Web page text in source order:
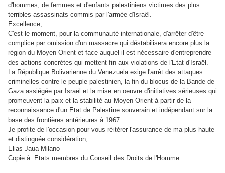
d'hommes, de femmes et d'enfants palestiniens victimes des plus
terribles assassinats commis par l'armée d'Israël.
Excellence,
C'est le moment, pour la communauté internationale, d'arrêter d'être
complice par omission d'un massacre qui déstabilisera encore plus la
région du Moyen Orient et face auquel il est nécessaire d'entreprendre
des actions concrètes qui mettent fin aux violations de l'Etat d'Israël.
La République Bolivarienne du Venezuela exige l'arrêt des attaques
criminelles contre le peuple palestinien, la fin du blocus de la Bande de
Gaza assiégée par Israël et la mise en oeuvre d'initiatives sérieuses qui
promeuvent la paix et la stabilité au Moyen Orient à partir de la
reconnaissance d'un Etat de Palestine souverain et indépendant sur la
base des frontières antérieures à 1967.
Je profite de l'occasion pour vous réitérer l'assurance de ma plus haute
et distinguée considération,
Elias Jaua Milano
Copie à: Etats membres du Conseil des Droits de l'Homme